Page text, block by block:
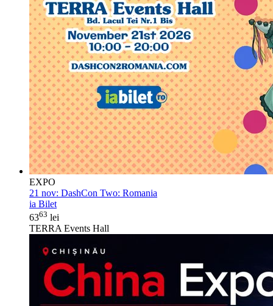
EXPO
21 nov: DashCon Two: Romania
ia Bilet
6363 lei
TERRA Events Hall